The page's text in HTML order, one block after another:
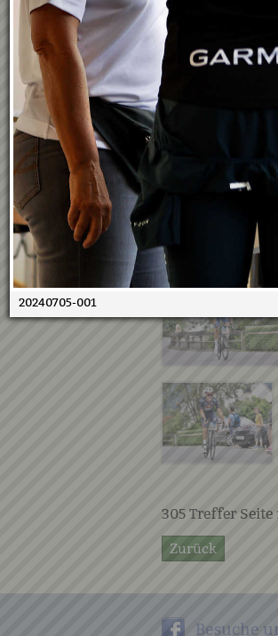
305 Treffer Seite
Zurück
Besuche
20240705-001